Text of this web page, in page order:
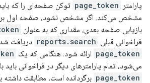
پارامتر page_token توکن صفحه‌ای را که
مشخص می‌کند. اگر مشخص نشود، صفحه اول
بازیابی صفحه بعدی، مقداری که به عنوان
فراخوانی قبلی reports.search دریافت
page_token ارائه شود. هنگامی که یک
می‌شود، تمام پارامترهای دیگر در فراخوانی باید
page_token برگردانده است، مطابقت داشته